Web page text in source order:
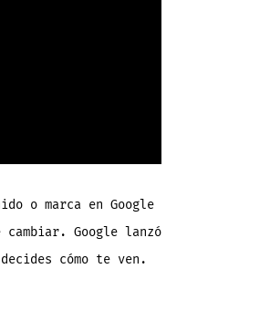
o marca en Google
Google lanzó
cómo te ven.